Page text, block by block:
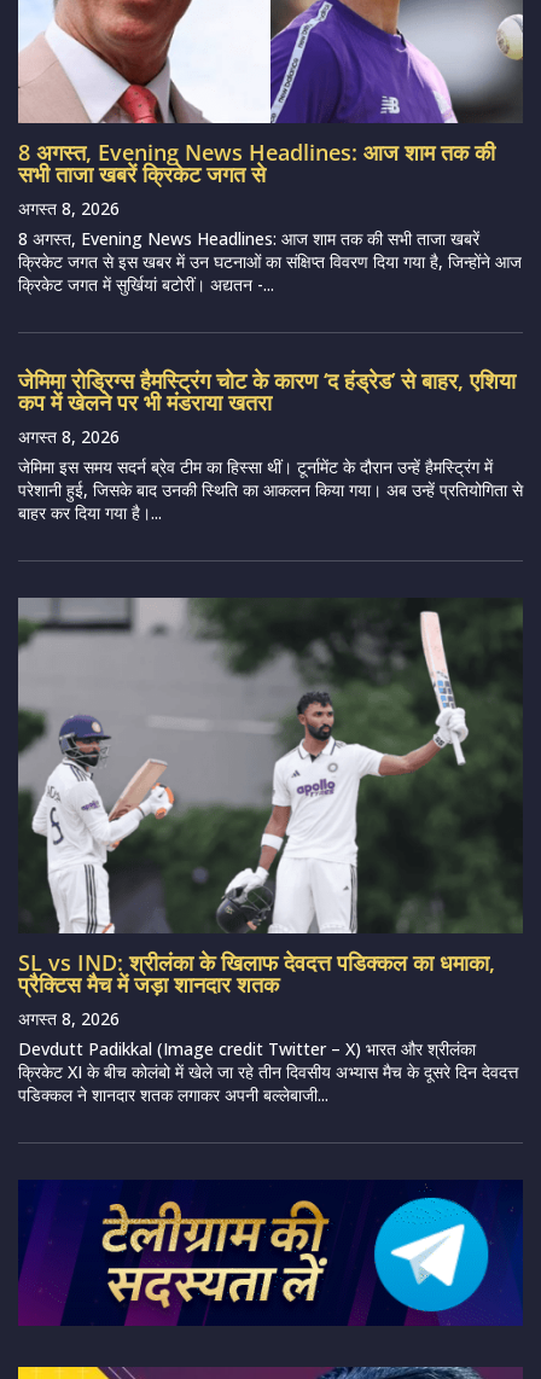
8 अगस्त, Evening News Headlines: आज शाम तक की
सभी ताजा खबरें क्रिकेट जगत से
अगस्त 8, 2026
8 अगस्त, Evening News Headlines: आज शाम तक की सभी ताजा खबरें
क्रिकेट जगत से इस खबर में उन घटनाओं का संक्षिप्त विवरण दिया गया है, जिन्होंने आज
क्रिकेट जगत में सुर्खियां बटोरीं। अद्यतन -...
जेमिमा रोड्रिग्स हैमस्ट्रिंग चोट के कारण ‘द हंड्रेड’ से बाहर, एशिया
कप में खेलने पर भी मंडराया खतरा
अगस्त 8, 2026
जेमिमा इस समय सदर्न ब्रेव टीम का हिस्सा थीं। टूर्नामेंट के दौरान उन्हें हैमस्ट्रिंग में
परेशानी हुई, जिसके बाद उनकी स्थिति का आकलन किया गया। अब उन्हें प्रतियोगिता से
बाहर कर दिया गया है।...
SL vs IND: श्रीलंका के खिलाफ देवदत्त पडिक्कल का धमाका,
प्रैक्टिस मैच में जड़ा शानदार शतक
अगस्त 8, 2026
Devdutt Padikkal (Image credit Twitter – X) भारत और श्रीलंका
क्रिकेट XI के बीच कोलंबो में खेले जा रहे तीन दिवसीय अभ्यास मैच के दूसरे दिन देवदत्त
पडिक्कल ने शानदार शतक लगाकर अपनी बल्लेबाजी...